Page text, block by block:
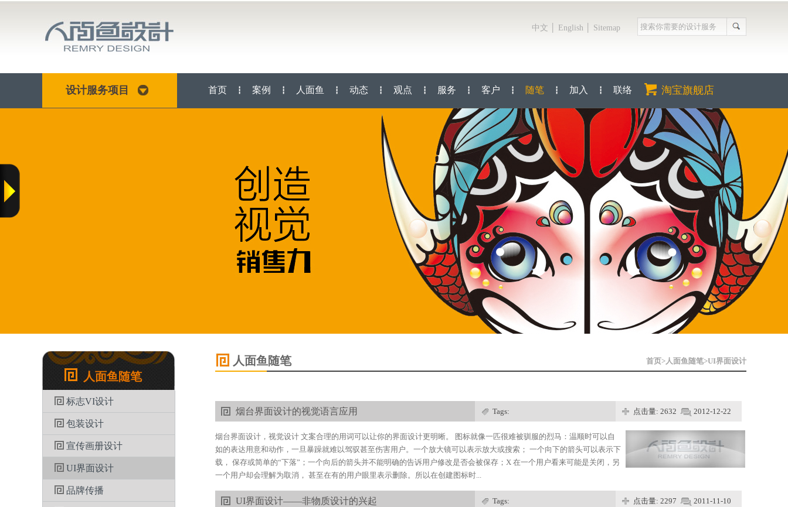
中文 English Sitemap
设计服务项目 首页 ┇ 案例 ┇ 人面鱼 ┇ 动态 ┇ 观点 ┇ 服务 ┇ 客户 ┇ 随笔 ┇ 加入 ┇ 联络 淘宝旗舰店
人面鱼随笔
标志VI设计
包装设计
宣传画册设计
UI界面设计
品牌传播
人面鱼随笔 首页>人面鱼随笔>UI界面设计
烟台界面设计的视觉语言应用 Tags: 点击量: 2632 2012-12-22
烟台界面设计，视觉设计 文案合理的用词可以让你的界面设计更明晰。 图标就像一匹很难被驯服的烈马：温顺时可以自
如的表达用意和动作，一旦暴躁就难以驾驭甚至伤害用户。一个放大镜可以表示放大或搜索； 一个向下的箭头可以表示下
载， 保存或简单的“下落”；一个向后的箭头并不能明确的告诉用户修改是否会被保存；X 在一个用户看来可能是关闭，另
一个用户却会理解为取消， 甚至在有的用户眼里表示删除。所以在创建图标时...
UI界面设计——非物质设计的兴起 Tags: 点击量: 2297 2011-11-10